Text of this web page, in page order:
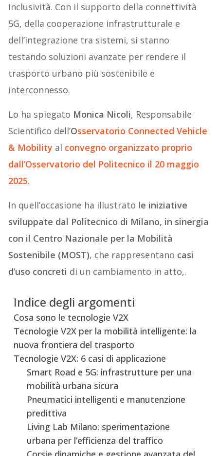
inclusività. Con il supporto della connettività
5G, della cooperazione infrastrutturale e
dell’integrazione tra sistemi, si stanno
testando soluzioni avanzate per rendere il
trasporto urbano più sostenibile e
interconnesso.
Lo ha spiegato Monica Nicoli, Responsabile
Scientifico dell’Osservatorio Connected Vehicle
& Mobility al convegno organizzato proprio
dall’Osservatorio del Politecnico il 20 maggio
2025.
In quell’occasione ha illustrato le iniziative
sviluppate dal Politecnico di Milano, in sinergia
con il Centro Nazionale per la Mobilità
Sostenibile (MOST), che rappresentano casi
d’uso concreti di un cambiamento in atto,.
Indice degli argomenti
Cosa sono le tecnologie V2X
Tecnologie V2X per la mobilità intelligente: la
nuova frontiera del trasporto
Tecnologie V2X: 6 casi di applicazione
Smart Road e 5G: infrastrutture per una
mobilità urbana sicura
Pneumatici intelligenti e manutenzione
predittiva
Living Lab Milano: sperimentazione
urbana per l’efficienza del traffico